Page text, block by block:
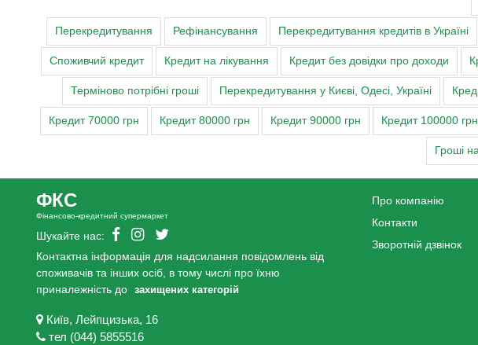
Перекредитування Рефінансування Перекредитування кредитів в Україні
Споживчий кредит Кредит на лікування Кредит без довідки про доходи
Терміново потрібні гроші Перекредитування у Києві, Одесі, Україні
Кредит 70000 грн Кредит 80000 грн Кредит 90000 грн Кредит 100000 грн
Гроші
ФКС
Фінансово-кредитний супермаркет
Шукайте нас:
Контактна інформація для надсилання повідомлень від
споживачів та інших осіб, в тому числі про їхню
приналежність до
захищених категорій
Київ, Лейпцизька, 16
тел (044) 5855516
Про компанію
Контакти
Зворотній дзвінок